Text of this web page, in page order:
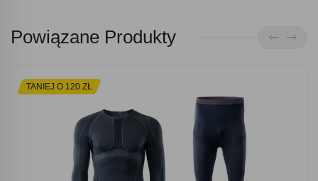
Powiązane Produkty
TANIEJ O 120 ZŁ